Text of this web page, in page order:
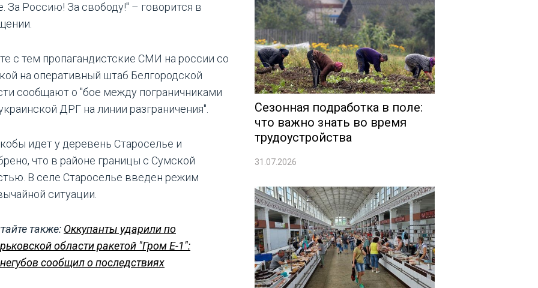
За Россию! За свободу!" – говорится в
с тем пропагандистские СМИ на россии со
на оперативный штаб Белгородской
сообщают о "бое между пограничниками
ДРГ на линии разграничения".
идет у деревень Староселье и
что в районе границы с Сумской
В селе Староселье введен режим
ситуации.
также: Оккупанты ударили по
области ракетой "Гром Е-1":
сообщил о последствиях
Сезонная подработка в поле:
что важно знать во время
трудоустройства
31.07.2026